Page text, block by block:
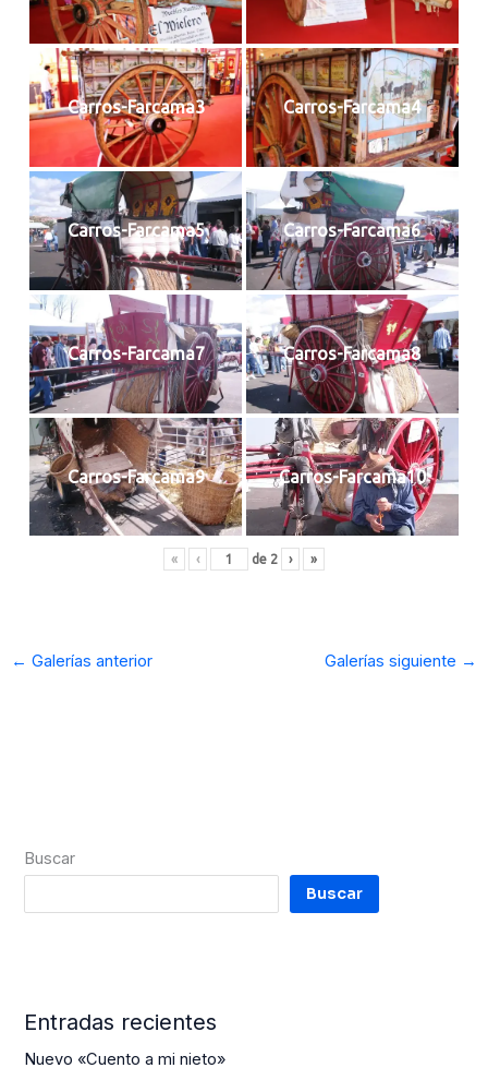
Carros-Farcama3 Carros-Farcama4
Carros-Farcama5 Carros-Farcama6
Carros-Farcama7 Carros-Farcama8
Carros-Farcama9 Carros-Farcama10
« ‹ de 2 › »
← Galerías anterior Galerías siguiente →
Buscar
Buscar
Entradas recientes
Nuevo «Cuento a mi nieto»